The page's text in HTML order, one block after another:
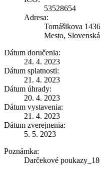
53528654
Adresa:
Tomášikova
Mesto,
Dátum doručenia:
24. 4. 2023
Dátum splatnosti:
21. 4. 2023
Dátum úhrady:
20. 4. 2023
Dátum vystavenia:
21. 4. 2023
Dátum zverejnenia:
5. 5. 2023
Poznámka:
Darčekové